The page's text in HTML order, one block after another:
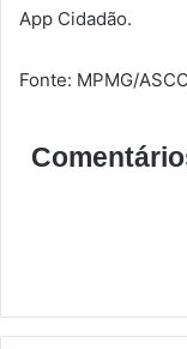
App Cidadão.
Fonte: MPMG/